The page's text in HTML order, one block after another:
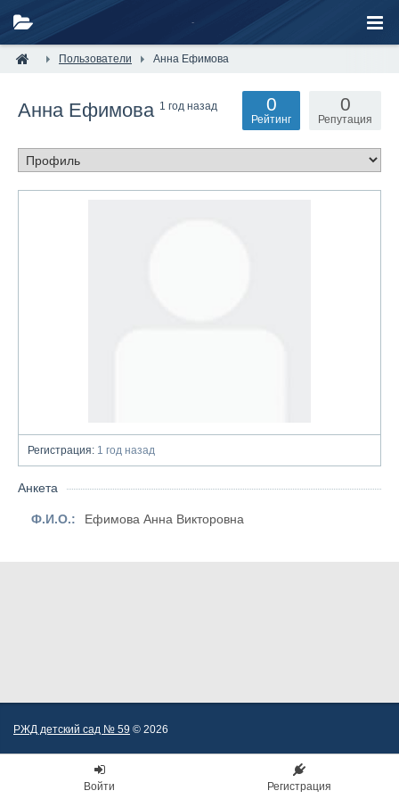
Пользователи Анна Ефимова
Анна Ефимова 1 год назад 0
Репутация
0
Рейтинг
Регистрация: 1 год назад
Анкета
Ф.И.О.: Ефимова Анна Викторовна
РЖД детский сад № 59 © 2026
Войти Регистрация